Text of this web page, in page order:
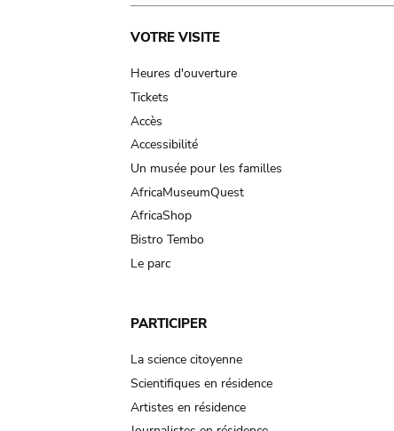
Main
navigation
VOTRE VISITE
Heures d'ouverture
Tickets
Accès
Accessibilité
Un musée pour les familles
AfricaMuseumQuest
AfricaShop
Bistro Tembo
Le parc
PARTICIPER
La science citoyenne
Scientifiques en résidence
Artistes en résidence